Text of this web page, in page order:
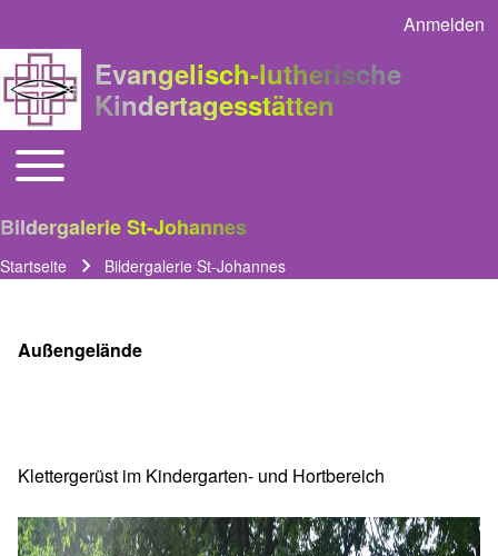
User
Anmelden
Evangelisch-lutherische
Kindertagesstätten
Main navigation
Toggle main menu
Bildergalerie St-Johannes
Pfadnavigation
Startseite Bildergalerie St-Johannes
Außengelände
Klettergerüst im Kindergarten- und Hortbereich